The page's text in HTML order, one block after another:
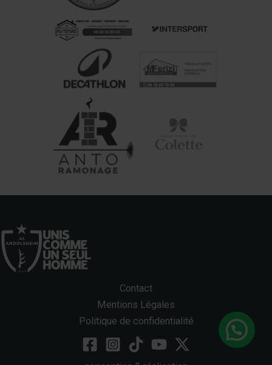
Contact
Mentions Légales
Politique de confidentialité
Bonjour, une question ?